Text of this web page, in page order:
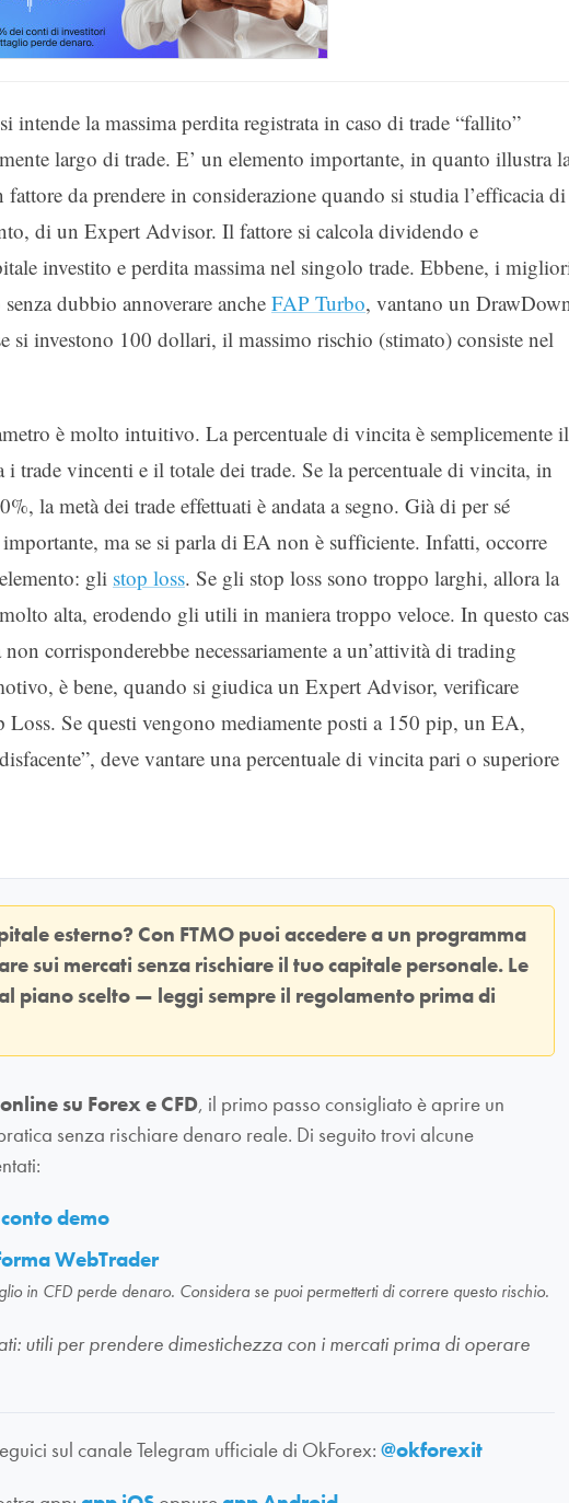
intende la massima perdita registrata in caso di trade “fallito”
largo di trade. E’ un elemento importante, in quanto illustra
da prendere in considerazione quando si studia l’efficacia di
di un Expert Advisor. Il fattore si calcola dividendo e
investito e perdita massima nel singolo trade. Ebbene, i
dubbio annoverare anche FAP Turbo, vantano un
si investono 100 dollari, il massimo rischio (stimato) consiste nel
è molto intuitivo. La percentuale di vincita è semplicemente il
i trade vincenti e il totale dei trade. Se la percentuale di vincita, in
la metà dei trade effettuati è andata a segno. Già di per sé
ma se si parla di EA non è sufficiente. Infatti, occorre
gli stop loss. Se gli stop loss sono troppo larghi, allora la
alta, erodendo gli utili in maniera troppo veloce. In questo
corrisponderebbe necessariamente a un’attività di trading
è bene, quando si giudica un Expert Advisor, verificare
Loss. Se questi vengono mediamente posti a 150 pip, un EA,
deve vantare una percentuale di vincita pari o superiore
esterno? Con FTMO puoi accedere a un programma
sui mercati senza rischiare il tuo capitale personale. Le
piano scelto — leggi sempre il regolamento prima di
su Forex e CFD, il primo passo consigliato è aprire un
senza rischiare denaro reale. Di seguito trovi alcune
demo
WebTrader
in CFD perde denaro. Considera se puoi permetterti di correre questo rischio.
utili per prendere dimestichezza con i mercati prima di operare
sul canale Telegram ufficiale di OkForex: @okforexit